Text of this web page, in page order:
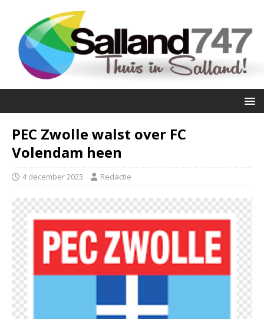
PEC Zwolle walst over FC
Volendam heen
4 december 2023 Redactie